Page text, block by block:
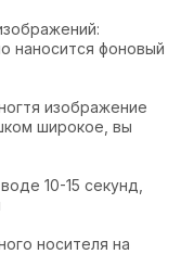
наносится фоновый
изображение
широкое, вы
10-15 секунд,
носителя на